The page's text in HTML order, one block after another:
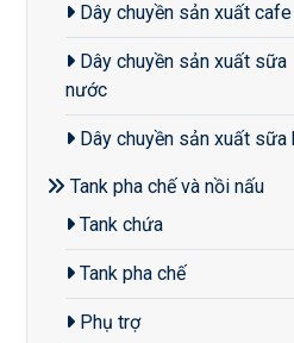
Dây chuyền sản xuất cafe
Dây chuyền sản xuất sữa
nước
Dây chuyền sản xuất sữa
Tank pha chế và nồi nấu
Tank chứa
Tank pha chế
Phụ trợ